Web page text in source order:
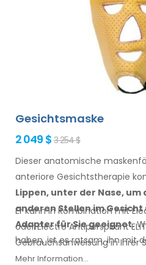
Gesichtsmaske
2 049 $ 3 254 $
Dieser anatomische
anteriore Gesichtstherapie
Lippen, unter der Nase, um
anderen Stellenim Gesicht
Adapter für Sie geeignet.
haben, ist es ratsam, ihnmit
kombinieren.
Er kann in Kombination mit
oder Electro Antiperspirant
Gebrauchsanweisung in Ihrer
Mehr Information...